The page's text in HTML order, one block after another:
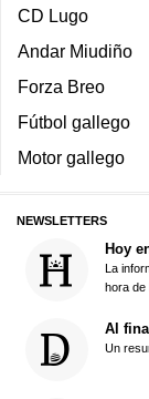
CD Lugo
Andar Miudiño
Forza Breo
Fútbol gallego
Motor gallego
NEWSLETTERS
Hoy
La
hora de
Al
Un